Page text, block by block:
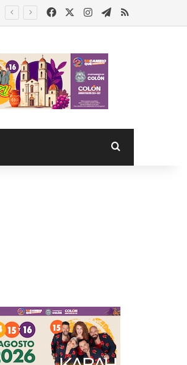
FacebookInstagram
Telegram
RSS